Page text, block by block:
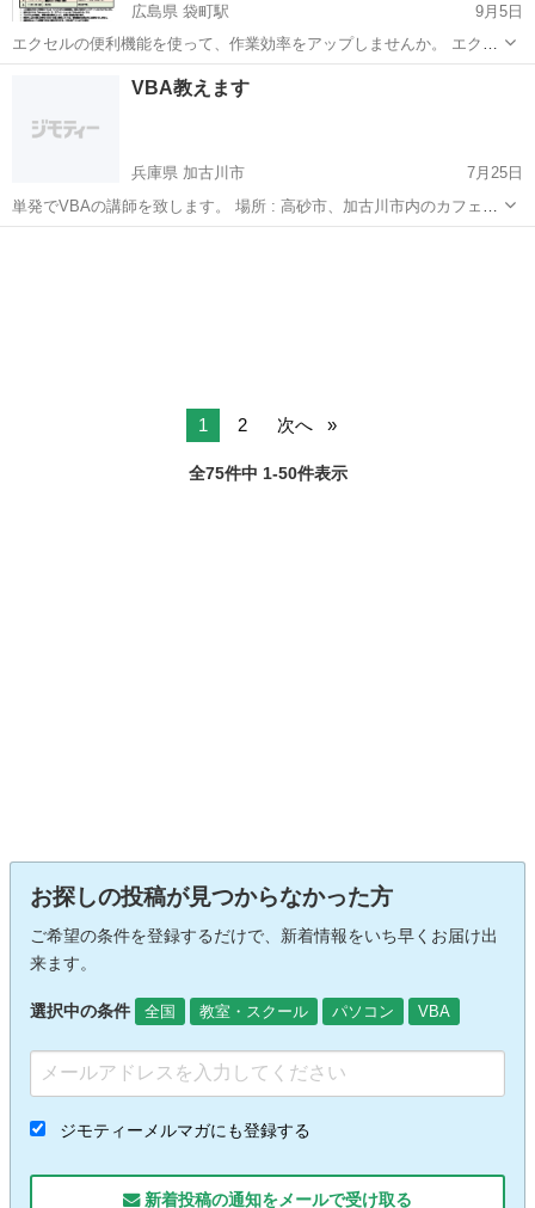
広島県 袋町駅
9月5日
エクセルの便利機能を使って、作業効率をアップしませんか。 エクセ
ルが持つマクロやVBAを習得すれば、今まで1時間かかっていた作業が
１分で終了、なんていうことも可能です。 「Excelマクロ（VBA）の
基礎講座」が9月...
袋町駅 VBA
VBA教えます
兵庫県 加古川市
7月25日
単発でVBAの講師を致します。 場所 : 高砂市、加古川市内のカフェ等
時間 : 平日15:30〜17:00までの間で 代金 : 1時間2000円 1.5時間3000
1 2 次へ
全75件中 1-50件表示
お探しの投稿が見つからなかった方
ご希望の条件を登録するだけで、新着情報をいち早くお届け出
来ます。
選択中の条件 全国 教室・スクール パソコン VBA
ジモティーメルマガにも登録する
新着投稿の通知をメールで受け取る